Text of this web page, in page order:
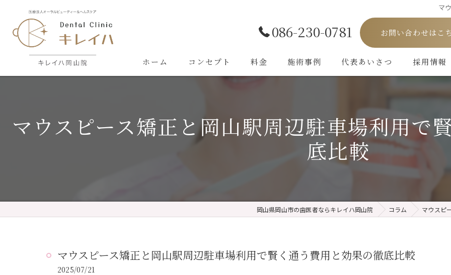
マ
086-230-0781 お問い合わせはこ
ホーム コンセプト 料金 施術事例 代表あいさつ 採用情報
マウスピース矯正と岡山駅周辺駐車場利用で
底比較
岡山県岡山市の歯医者ならキレイハ岡山院 コラム マウスピ
マウスピース矯正と岡山駅周辺駐車場利用で賢く通う費用と効果の徹底比較
2025/07/21